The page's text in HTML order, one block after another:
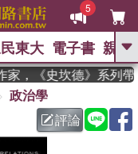
5
GO
吾 、 高希均教授回憶錄
父親節 、 如果歷
暑期推薦 、 國際布克
東大 電子書 親子
，《史坎德》系列帶
政治學
評論